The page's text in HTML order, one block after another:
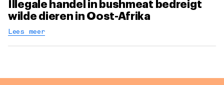
Illegale handel in bushmeat bedreigt
wilde dieren in Oost-Afrika
Lees meer